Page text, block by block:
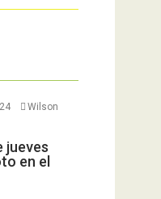
Wilson
jueves
en el